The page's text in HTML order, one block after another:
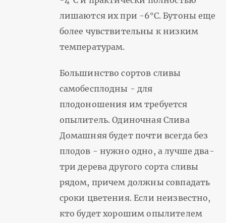
лишаются их при -6°С. Бутоны еще
более чувствительны к низким
температурам.
Большинство сортов сливы
самобесплодны - для
плодоношения им требуется
опылитель. Одиночная Слива
Домашняя будет почти всегда без
плодов - нужно одно, а лучше два-
три дерева другого сорта сливы
рядом, причем должны совпадать
сроки цветения. Если неизвестно,
кто будет хорошим опылителем